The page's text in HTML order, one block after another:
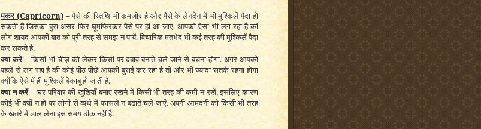
मकर(Capricorn)– पैसे की स्तिथि भी कमज़ोर है और पैसे के लेनदेन में भी मुश्किलें पैदा हो
सकती हैं जिसका बुरा असर फिर घूमफिरकर पैसे पर ही आ जाए. आपको ऐसा भी लग रहा है की
लोग शायद आपकी बात को पूरी तरह से समझ न पायें. विचारिक मतभेद भी कई तरह की मुश्किलें पैदा
कर सकते है.
क्या करें –किसी भी चीज़ को लेकर किसी पर दबाव बनाते चले जाने से बचना होगा. अगर आपको
पहले से लग रहा है की कोई पीठ पीछे आपकी बुराई कर रहा है तो और भी ज्यादा सतर्क रहना होगा
क्योंकि ऐसे में ही मुश्किलें बेकाबू हो जाती हैं.
क्या न करें –घर-परिवार की खुशियाँ बनाए रखने में किसी भी तरह की कमी न रखें, इसलिए कारण
कोई भी क्यों न हो पर लोगों से व्यर्थ में फासले न बढाते चले जाएँ. अपनी आमदनी को किसी भी तरह
के खतरे में डाल लेना इस समय ठीक नहीं है.